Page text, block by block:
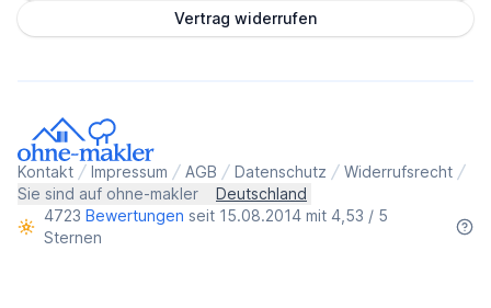
Vertrag widerrufen
Kontakt Impressum AGB Datenschutz
Widerrufsrecht
Sie sind auf ohne-makler
Deutschland
4723 Bewertungen seit 15.08.2014 mit 4,53 / 5
Sternen